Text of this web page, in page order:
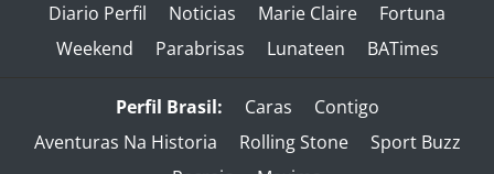
Diario Perfil Noticias Marie Claire
Fortuna
Weekend
Parabrisas Lunateen BATimes
Perfil Brasil: Caras
Contigo
Aventuras Na Historia
Rolling Stone
Sport Buzz